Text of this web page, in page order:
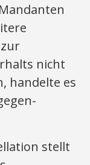
nicht
handelte es
stellt